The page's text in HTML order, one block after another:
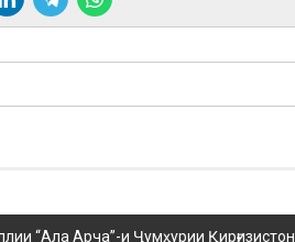
“Ала Арча”-и Ҷумҳурии Қирғизистон.